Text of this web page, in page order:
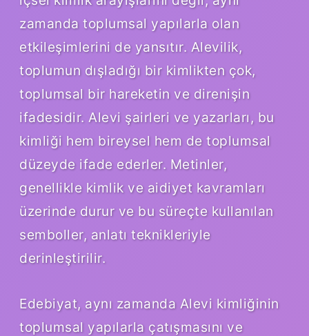
zamanda toplumsal yapılarla olan
etkileşimlerini de yansıtır. Alevilik,
toplumun dışladığı bir kimlikten çok,
toplumsal bir hareketin ve direnişin
ifadesidir. Alevi şairleri ve yazarları, bu
kimliği hem bireysel hem de toplumsal
düzeyde ifade ederler. Metinler,
genellikle kimlik ve aidiyet kavramları
üzerinde durur ve bu süreçte kullanılan
semboller, anlatı teknikleriyle
derinleştirilir.
Edebiyat, aynı zamanda Alevi kimliğinin
toplumsal yapılarla çatışmasını ve